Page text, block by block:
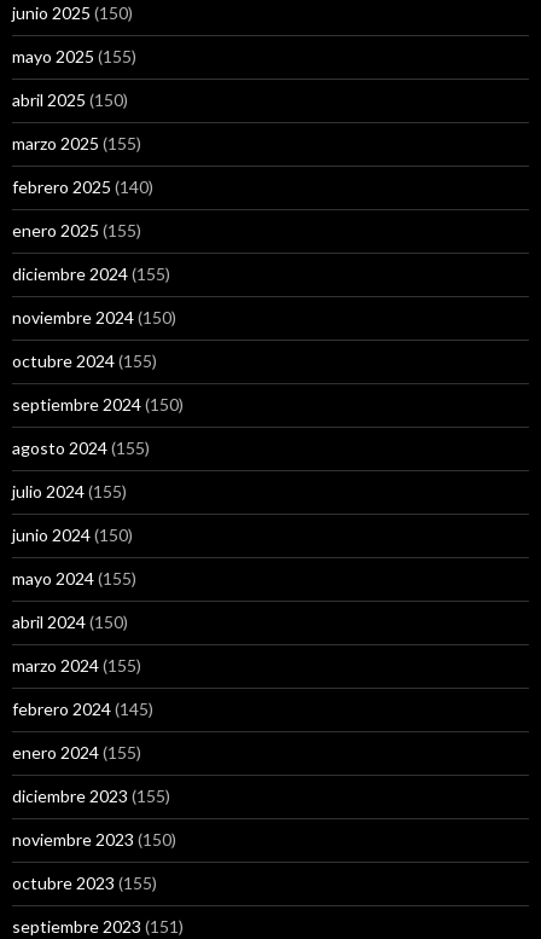
junio 2025 (150)
mayo 2025 (155)
abril 2025 (150)
marzo 2025 (155)
febrero 2025 (140)
enero 2025 (155)
diciembre 2024(155)
noviembre 2024(150)
octubre 2024(155)
septiembre 2024(150)
agosto 2024(155)
julio 2024(155)
junio 2024(150)
mayo 2024(155)
abril 2024(150)
marzo 2024(155)
febrero 2024(145)
enero 2024(155)
diciembre 2023 (155)
noviembre 2023 (150)
octubre 2023 (155)
septiembre 2023 (151)